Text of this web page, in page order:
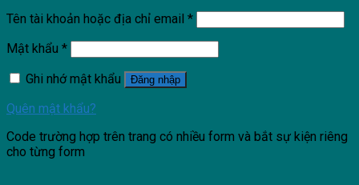
Tên tài khoản hoặc địa chỉ email *
Mật khẩu *
Ghi nhớ mật khẩu
Đăng nhập
Quên mật khẩu?
Code trường hợp trên trang có nhiều form và bắt sự kiện riêng
cho từng form